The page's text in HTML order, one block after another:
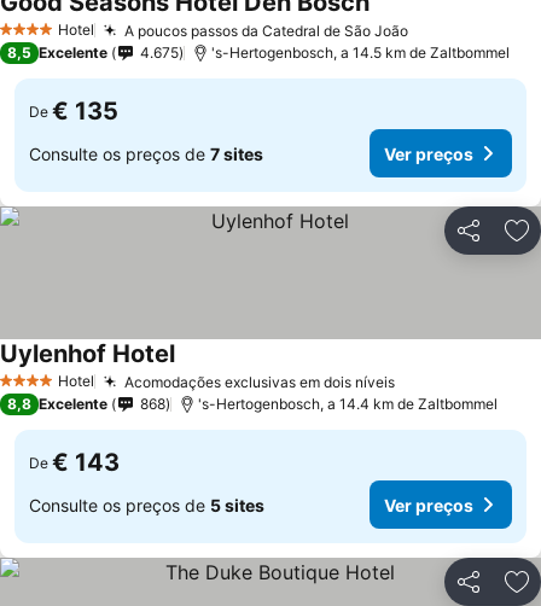
4 EstrelasHotel A poucos passos da Catedral de São João
8,5 Excelente 4.675 's-Hertogenbosch, a 14.5 km de Zaltbommel
De € 135
Consulte os preços de 7 sites Ver preços
Partilhar
4 EstrelasHotel Acomodações exclusivas em dois níveis
Uylenhof Hotel
8,8 Excelente 868 's-Hertogenbosch, a 14.4 km de Zaltbommel
De € 143
Consulte os preços de 5 sites Ver preços
Partilhar